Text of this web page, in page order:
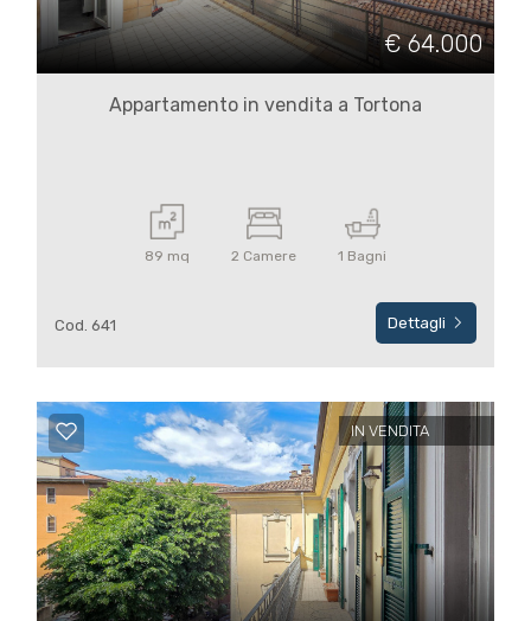
€ 64.000
Appartamento in vendita a Tortona
89 mq 2 Camere 1 Bagni
Cod. 641 Dettagli
IN VENDITA
Locali
minimi
4
5
5+